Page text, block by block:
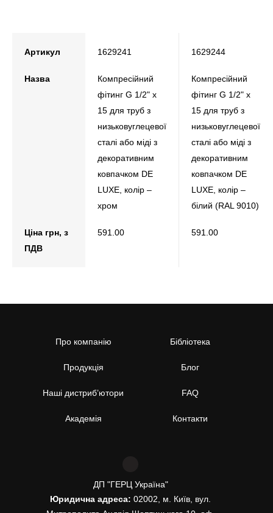
Артикул 1629241 1629244
Назва
Компресійний
фітинг G 1/2" х
15 для труб з
низьковуглецевої
сталi або міді з
декоративним
ковпачком DE
LUXE, колір –
хром
Компресійний
фітинг G 1/2" х
15 для труб з
низьковуглецевої
сталi або міді з
декоративним
ковпачком DE
LUXE, колір –
білий (RAL 9010)
Ціна грн, з
ПДВ
591.00 591.00
Про компанію
Продукція
Наші дистриб’ютори
Академія
Бібліотека
Блог
FAQ
Контакти
ДП "ГЕРЦ Україна"
Юридична адреса: 02002, м. Київ, вул.